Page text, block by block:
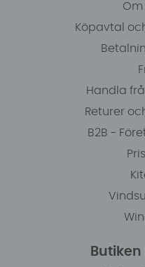
Om
Köpavtal
Handla
Returer
B2B -